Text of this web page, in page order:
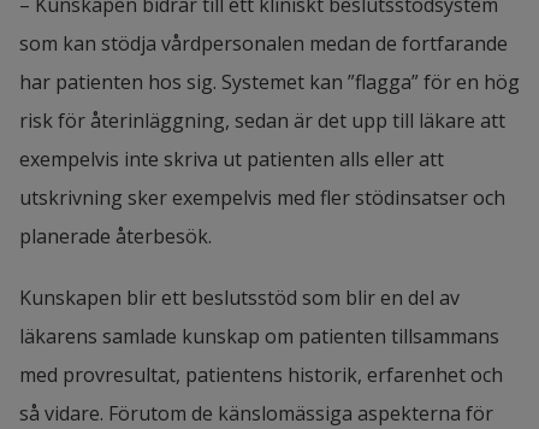
som kan stödja vårdpersonalen medan de fortfarande
har patienten hos sig. Systemet kan ”flagga” för en hög
risk för återinläggning, sedan är det upp till läkare att
exempelvis inte skriva ut patienten alls eller att
utskrivning sker exempelvis med fler stödinsatser och
planerade återbesök.
Kunskapen blir ett beslutsstöd som blir en del av
läkarens samlade kunskap om patienten tillsammans
med provresultat, patientens historik, erfarenhet och
så vidare. Förutom de känslomässiga aspekterna för